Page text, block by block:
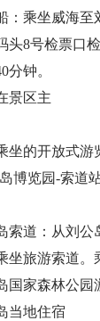
乘坐威海至
头8号检票口
分钟。
景区主
坐的开放式游
博览园-索道
道：从刘公
坐旅游索道。
国家森林公园
地住宿